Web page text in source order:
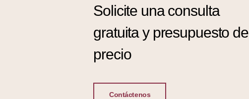
Solicite una consulta
gratuita y presupuesto de
precio
Contáctenos